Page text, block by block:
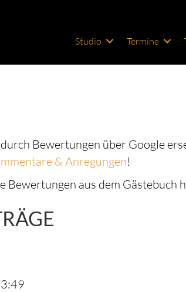
Studio Termine
Bewertungen über Google
& Anregungen!
Bewertungen aus dem Gästebuch
3:49